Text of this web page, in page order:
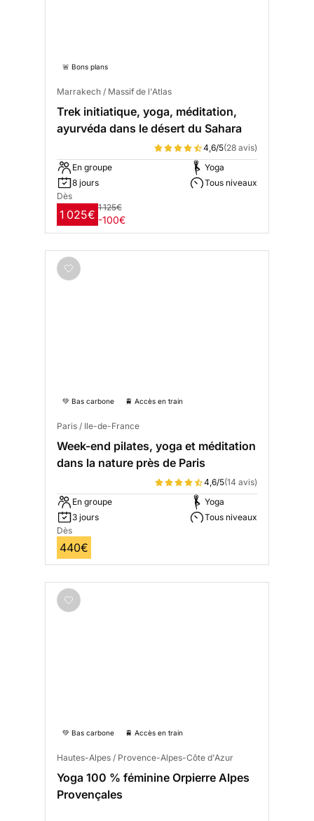
🚨 Bons plans
Marrakech / Massif de l'Atlas
Trek initiatique, yoga, méditation,
ayurvéda dans le désert du Sahara
4,6/5(28 avis)
En groupe
8 jours
Yoga
Tous niveaux
Dès
1 025€
1 125€
-100€
💚 Bas carbone 🚆 Accès en train
Paris / Ile-de-France
Week-end pilates, yoga et méditation
dans la nature près de Paris
4,6/5(14 avis)
En groupe
3 jours
Yoga
Tous niveaux
Dès
440€
💚 Bas carbone 🚆 Accès en train
Hautes-Alpes / Provence-Alpes-Côte d'Azur
Yoga 100 % féminine Orpierre Alpes
Provençales